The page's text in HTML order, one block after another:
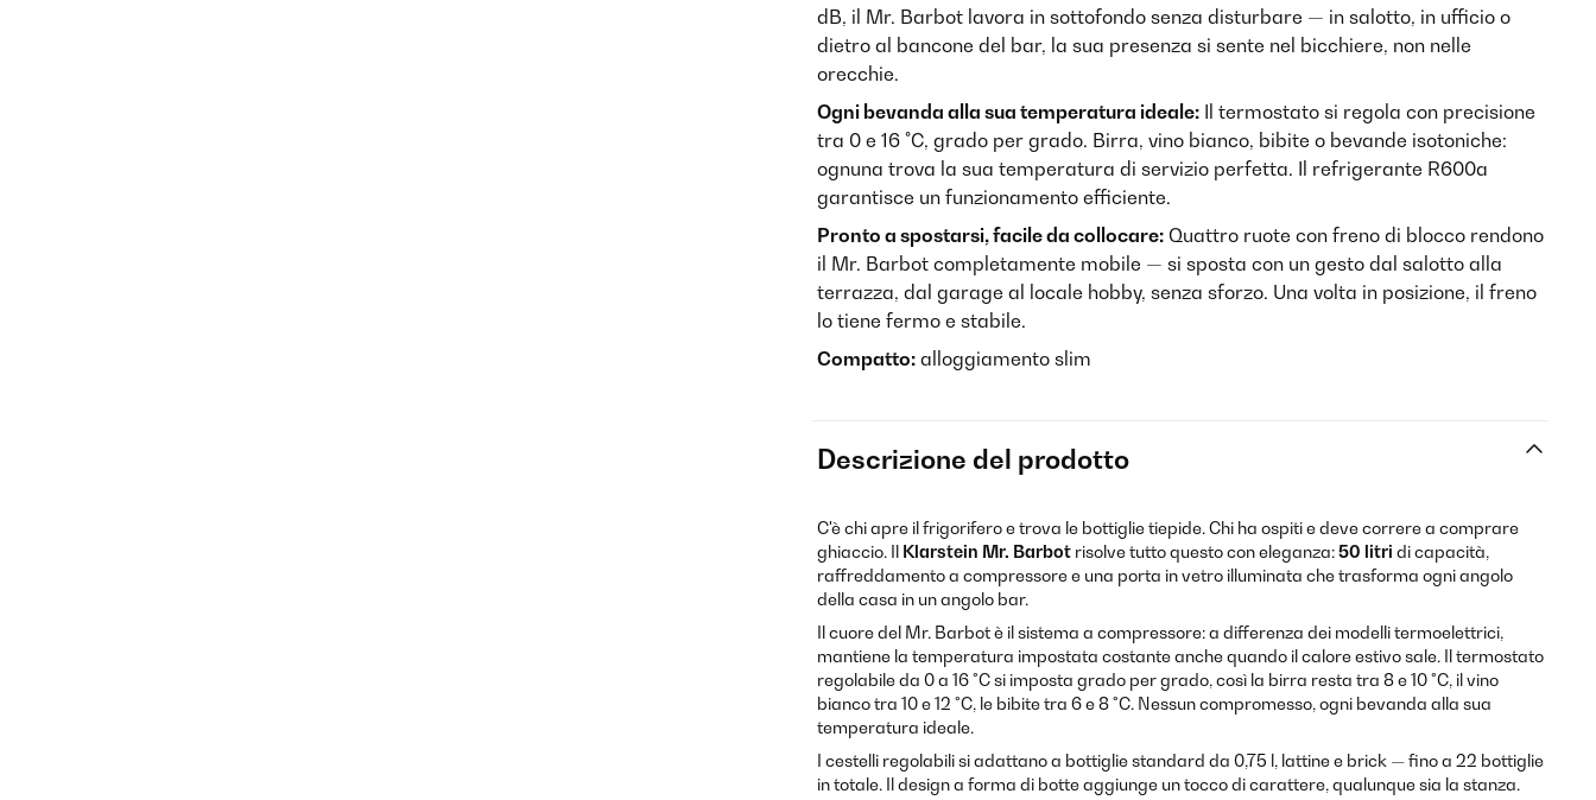
dB, il Mr. Barbot lavora in sottofondo senza disturbare — in salotto, in ufficio o
dietro al bancone del bar, la sua presenza si sente nel bicchiere, non nelle
orecchie.
Ogni bevanda alla sua temperatura ideale: Il termostato si regola con precisione
tra 0 e 16 °C, grado per grado. Birra, vino bianco, bibite o bevande isotoniche:
ognuna trova la sua temperatura di servizio perfetta. Il refrigerante R600a
garantisce un funzionamento efficiente.
Pronto a spostarsi, facile da collocare: Quattro ruote con freno di blocco rendono
il Mr. Barbot completamente mobile — si sposta con un gesto dal salotto alla
terrazza, dal garage al locale hobby, senza sforzo. Una volta in posizione, il freno
lo tiene fermo e stabile.
Compatto: alloggiamento slim
Descrizione del prodotto
C'è chi apre il frigorifero e trova le bottiglie tiepide. Chi ha ospiti e deve correre a comprare
ghiaccio. Il Klarstein Mr. Barbot risolve tutto questo con eleganza:50 litri di capacità,
raffreddamento a compressore e una porta in vetro illuminata che trasforma ogni angolo
della casa in un angolo bar.
Il cuore del Mr. Barbot è il sistema a compressore: a differenza dei modelli termoelettrici,
mantiene la temperatura impostata costante anche quando il calore estivo sale. Il termostato
regolabile da 0 a 16 °C si imposta grado per grado, così la birra resta tra 8 e 10 °C, il vino
bianco tra 10 e 12 °C, le bibite tra 6 e 8 °C. Nessun compromesso, ogni bevanda alla sua
temperatura ideale.
I cestelli regolabili si adattano a bottiglie standard da 0,75 l, lattine e brick — fino a 22 bottiglie
in totale. Il design a forma di botte aggiunge un tocco di carattere, qualunque sia la stanza.